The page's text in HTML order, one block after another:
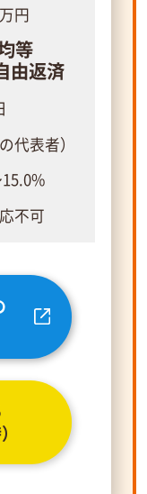
円
等
返済
代表者）
不可